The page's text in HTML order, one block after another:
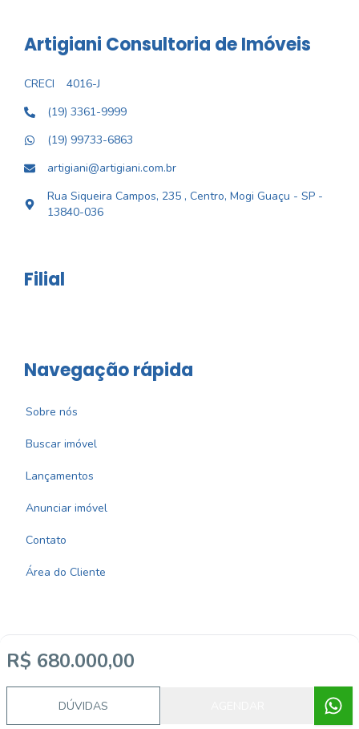
R$ 680.000,00
DÚVIDAS
Artigiani Consultoria de Imóveis
CRECI
4016-J
(19) 3361-9999
(19) 99733-6863
artigiani@artigiani.com.br
Rua Siqueira Campos, 235 , Centro, Mogi Guaçu - SP -
13840-036
Filial
Navegação rápida
Sobre nós
Buscar imóvel
Lançamentos
Anunciar imóvel
Contato
Área do Cliente
Imobiliária Certificada:
Selo de Tecnologia Loft